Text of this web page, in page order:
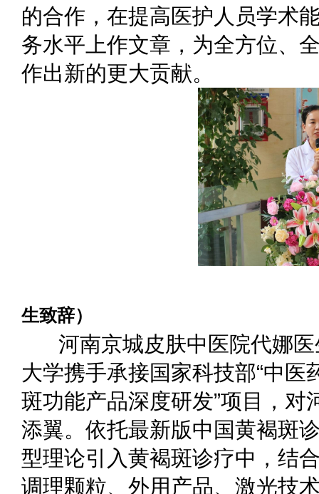
的合作，在提高医护人员学术
务水平上作文章，为全方位、
作出新的更大贡献。
生致辞）
河南京城皮肤中医院代娜
大学携手承接国家科技部“中
斑功能产品深度研发”项目，
添翼。依托最新版中国黄褐斑
型理论引入黄褐斑诊疗中，结
调理颗粒、外用产品、激光技